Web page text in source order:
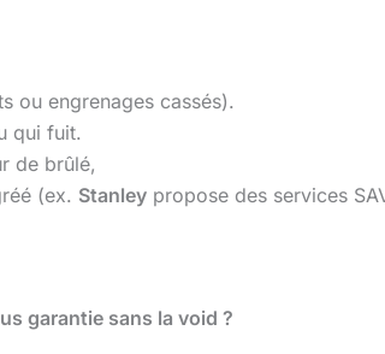
ou engrenages cassés).
qui fuit.
de brûlé,
(ex. Stanley propose des services
garantie sans la void ?